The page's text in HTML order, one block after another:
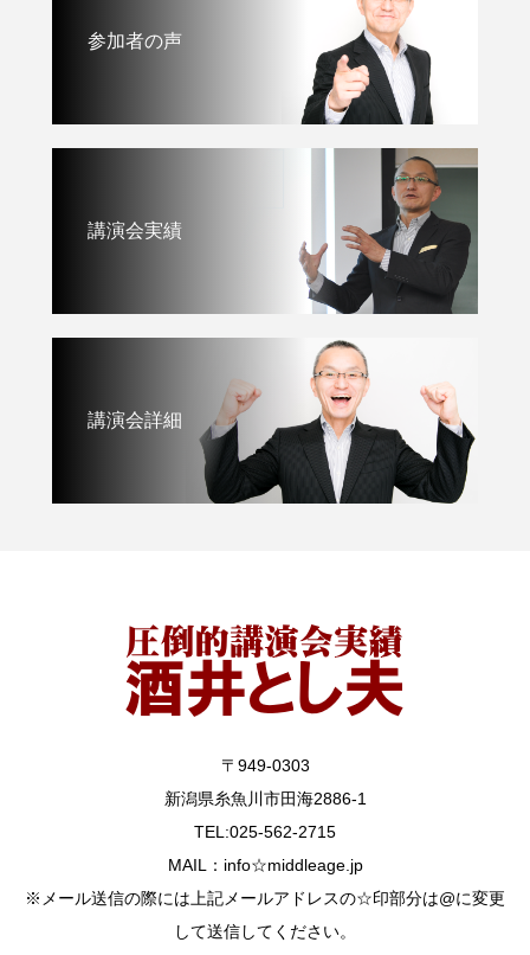
参加者の声
講演会実績
講演会詳細
〒949-0303
新潟県糸魚川市田海2886-1
TEL:025-562-2715
MAIL：info☆middleage.jp
※メール送信の際には上記メールアドレスの☆印部分は@に変更
して送信してください。